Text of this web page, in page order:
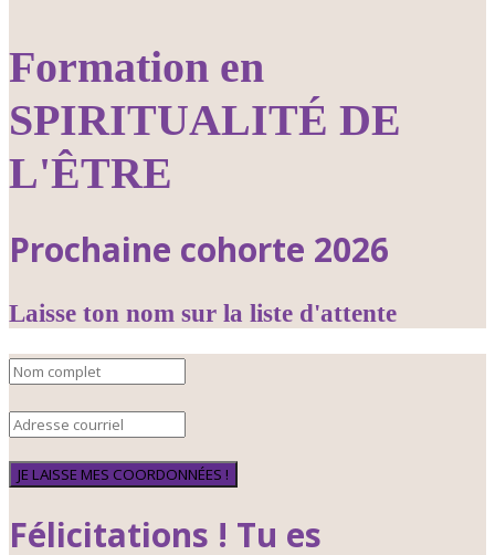
Formation en
SPIRITUALITÉ DE
L'ÊTRE
Prochaine cohorte 2026
Laisse ton nom sur la liste d'attente
JE LAISSE MES COORDONNÉES !
Félicitations ! Tu es